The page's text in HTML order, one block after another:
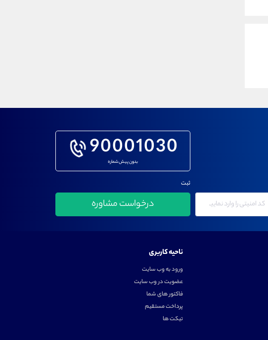
90001030
بدون پیش شماره
ثبت
ناحیه کاربری
ورود به وب سایت
عضویت در وب سایت
فاکتور های شما
پرداخت مستقیم
تیکت ها